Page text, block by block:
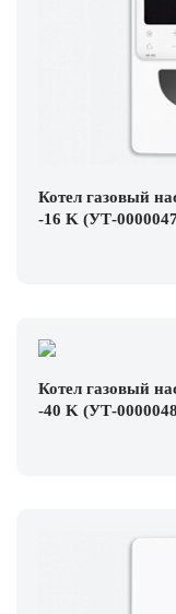
Котел газовый
-16 K (УТ-
Котел газовый
-40 K (УТ-